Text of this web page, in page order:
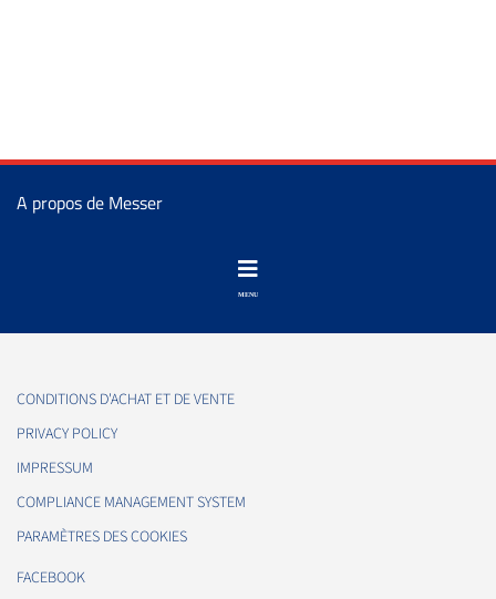
A propos de Messer
CONDITIONS D'ACHAT ET DE VENTE
PRIVACY POLICY
IMPRESSUM
COMPLIANCE MANAGEMENT SYSTEM
PARAMÈTRES DES COOKIES
FACEBOOK